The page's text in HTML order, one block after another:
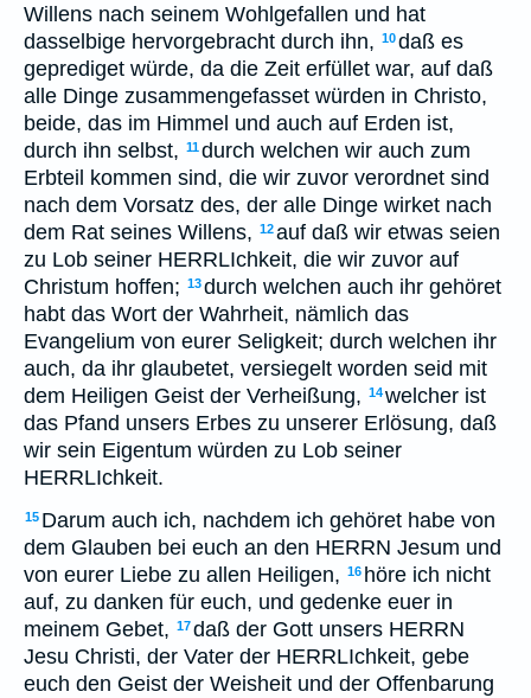
Willens nach seinem Wohlgefallen und hat
dasselbige hervorgebracht durch ihn, 10daß es
geprediget würde, da die Zeit erfüllet war, auf daß
alle Dinge zusammengefasset würden in Christo,
beide, das im Himmel und auch auf Erden ist,
durch ihn selbst, 11durch welchen wir auch zum
Erbteil kommen sind, die wir zuvor verordnet sind
nach dem Vorsatz des, der alle Dinge wirket nach
dem Rat seines Willens, 12auf daß wir etwas seien
zu Lob seiner HERRLIchkeit, die wir zuvor auf
Christum hoffen; 13durch welchen auch ihr gehöret
habt das Wort der Wahrheit, nämlich das
Evangelium von eurer Seligkeit; durch welchen ihr
auch, da ihr glaubetet, versiegelt worden seid mit
dem Heiligen Geist der Verheißung, 14welcher ist
das Pfand unsers Erbes zu unserer Erlösung, daß
wir sein Eigentum würden zu Lob seiner
HERRLIchkeit.
15 Darum auch ich, nachdem ich gehöret habe von
dem Glauben bei euch an den HERRN Jesum und
von eurer Liebe zu allen Heiligen, 16 höre ich nicht
auf, zu danken für euch, und gedenke euer in
meinem Gebet, 17daß der Gott unsers HERRN
Jesu Christi, der Vater der HERRLIchkeit, gebe
euch den Geist der Weisheit und der Offenbarung